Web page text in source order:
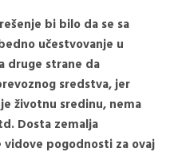
bi bilo da se sa
učestvovanje u
druge strane da
sredstva, jer
životnu sredinu, nema
Dosta zemalja
pogodnosti za ovaj